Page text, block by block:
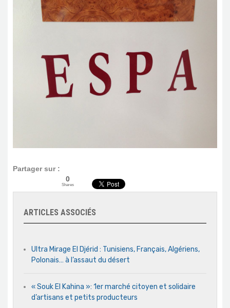
Partager sur :
0
Shares
ARTICLES ASSOCIÉS
Ultra Mirage El Djérid : Tunisiens, Français, Algériens,
Polonais… à l’assaut du désert
« Souk El Kahina »: 1er marché citoyen et solidaire
d’artisans et petits producteurs